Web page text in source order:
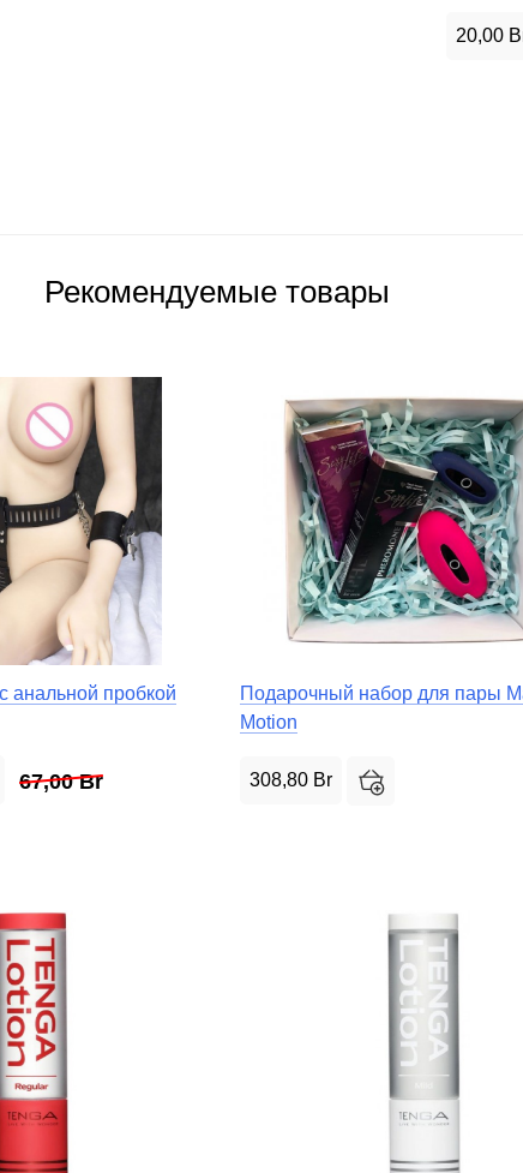
20,00
Рекомендуемые товары
анальной пробкой
67,00Br
Подарочный набор для пары
Motion
308,80 Br